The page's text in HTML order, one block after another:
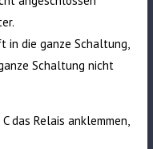
in die ganze Schaltung,
Schaltung nicht
das Relais anklemmen,